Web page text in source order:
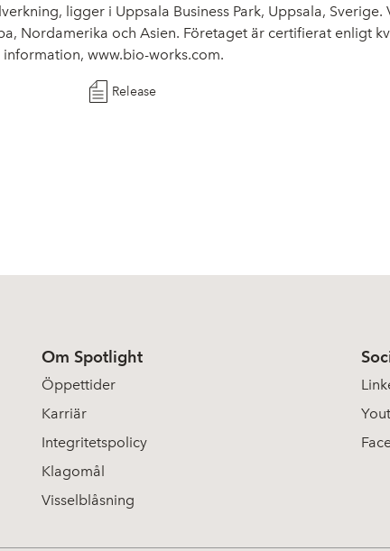
ligger i Uppsala Business Park, Uppsala,
Nordamerika och Asien. Företaget är certifierat enligt
information, www.bio-works.com.
Release
Om Spotlight
Öppettider
Karriär
Integritetspolicy
Klagomål
Visselblåsning